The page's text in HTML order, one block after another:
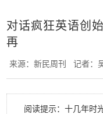
对话疯狂英语创
再
来源：新民周刊记者
阅读提示：十几年时